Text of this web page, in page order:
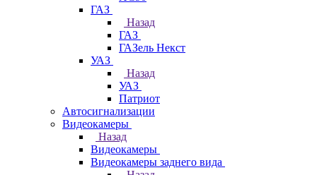
ГАЗ
Назад
ГАЗ
ГАЗель Некст
УАЗ
Назад
УАЗ
Патриот
Автосигнализации
Видеокамеры
Назад
Видеокамеры
Видеокамеры заднего вида